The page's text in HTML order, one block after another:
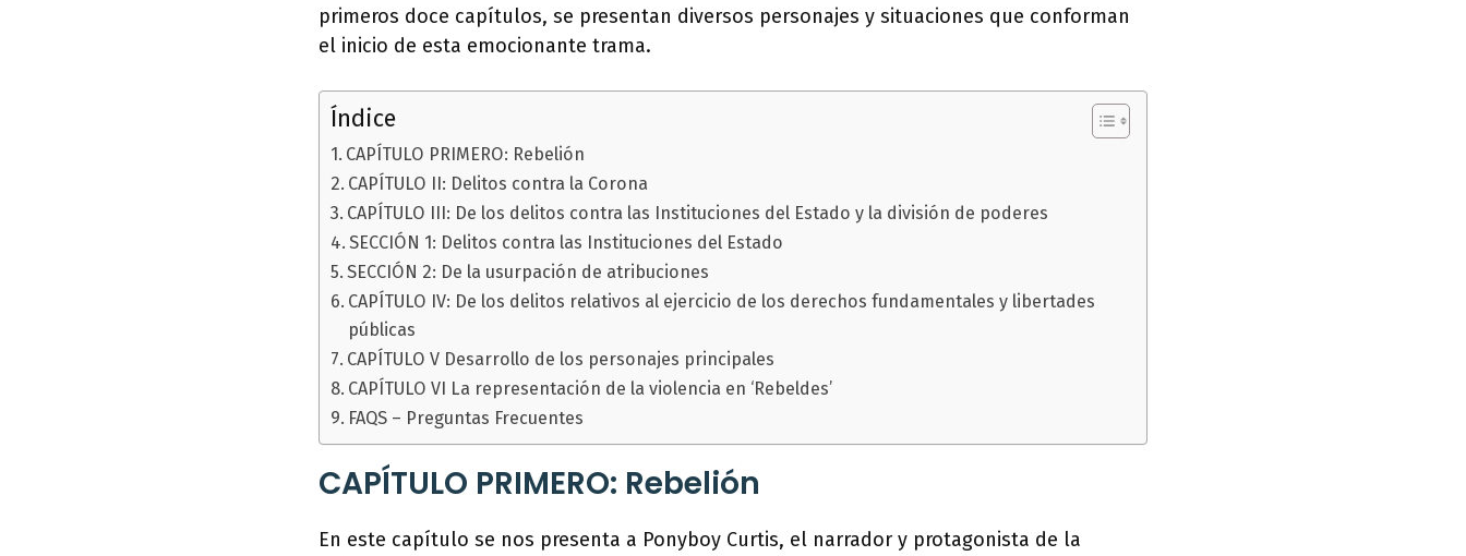
primeros doce capítulos, se presentan diversos personajes y situaciones que conforman
el inicio de esta emocionante trama.
Índice
CAPÍTULO PRIMERO: Rebelión
CAPÍTULO II: Delitos contra la Corona
CAPÍTULO III: De los delitos contra las Instituciones del Estado y la división de poderes
SECCIÓN 1: Delitos contra las Instituciones del Estado
SECCIÓN 2: De la usurpación de atribuciones
CAPÍTULO IV: De los delitos relativos al ejercicio de los derechos fundamentales y libertades
públicas
CAPÍTULO V Desarrollo de los personajes principales
CAPÍTULO VI La representación de la violencia en ‘Rebeldes’
FAQS – Preguntas Frecuentes
CAPÍTULO PRIMERO: Rebelión
En este capítulo se nos presenta a Ponyboy Curtis, el narrador y protagonista de la